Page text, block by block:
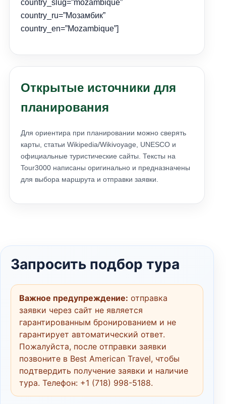
country_slug=”mozambique”
country_ru=”Мозамбик”
country_en=”Mozambique”]
Открытые источники для
планирования
Для ориентира при планировании можно сверять
карты, статьи Wikipedia/Wikivoyage, UNESCO и
официальные туристические сайты. Тексты на
Tour3000 написаны оригинально и предназначены
для выбора маршрута и отправки заявки.
Запросить подбор тура
Важное предупреждение: отправка
заявки через сайт не является
гарантированным бронированием и не
гарантирует автоматический ответ.
Пожалуйста, после отправки заявки
позвоните в Best American Travel, чтобы
подтвердить получение заявки и наличие
тура. Телефон: +1 (718) 998-5188.